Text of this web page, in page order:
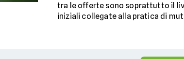
tra le offerte sono soprattutto il
iniziali collegate alla pratica di